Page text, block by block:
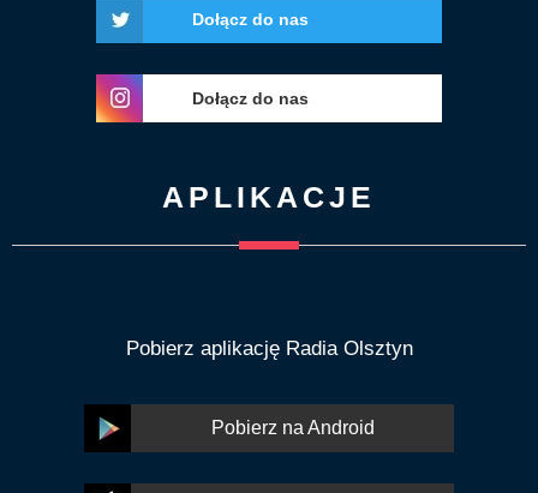
Dołącz do nas
Dołącz do nas
APLIKACJE
Pobierz aplikację Radia Olsztyn
Pobierz na Android